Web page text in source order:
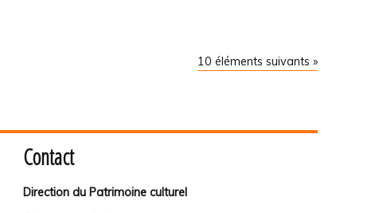
10 éléments suivants »
Contact
Direction du Patrimoine culturel